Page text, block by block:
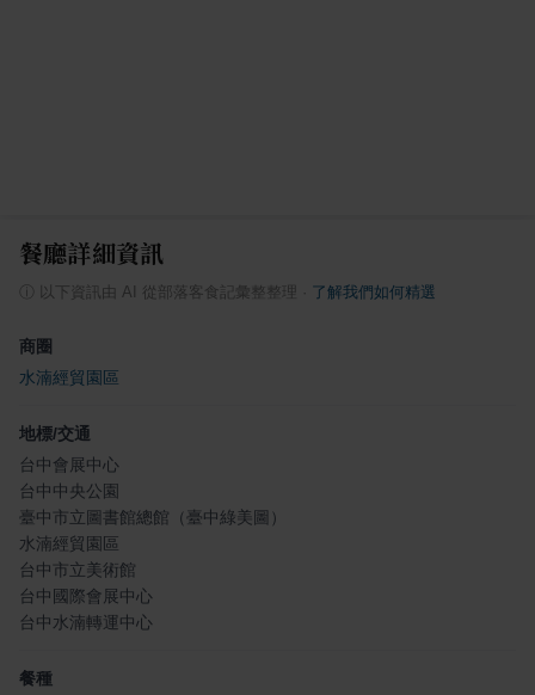
餐廳詳細資訊
ⓘ 以下資訊由 AI 從部落客食記彙整整理 了解我們如何精選
商圈
水湳經貿園區
地標/交通
台中會展中心
台中中央公園
臺中市立圖書館總館（臺中綠美圖）
水湳經貿園區
台中市立美術館
台中國際會展中心
台中水湳轉運中心
餐種